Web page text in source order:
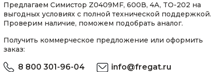
Предлагаем Симистор Z0409MF, 600В, 4А, TO-202 на
выгодных условиях с полной технической поддержкой.
Проверим наличие, поможем подобрать аналог.
Получить коммерческое предложение или оформить
заказ:
8 800 301-96-04 info@fregat.ru